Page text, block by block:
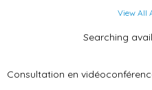
View All
Searching
Consultation en